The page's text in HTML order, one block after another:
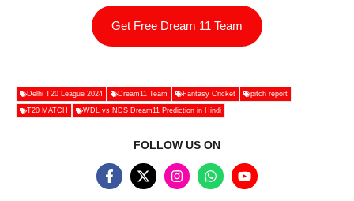
Get Free Dream 11 Team
Delhi T20 League 2024 Dream11 Team Fantasy Cricket pitch report
T20 MATCH WDL vs NDS Dream11 Prediction in Hindi
FOLLOW US ON